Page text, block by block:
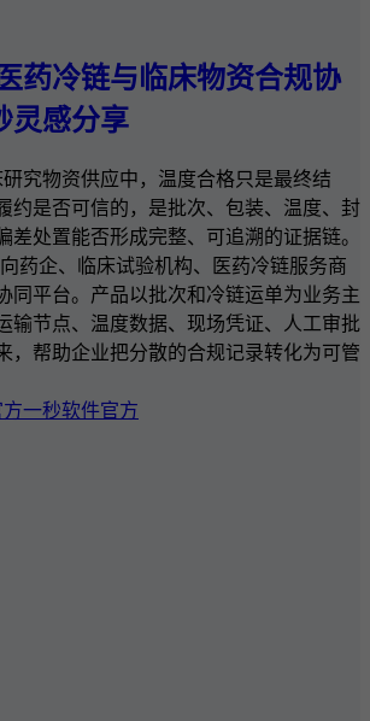
药冷链与临床物资合规协
灵感分享
究物资供应中，温度合格只是最终结
约是否可信的，是批次、包装、温度、封
差处置能否形成完整、可追溯的证据链。
药企、临床试验机构、医药冷链服务商
同平台。产品以批次和冷链运单为业务主
输节点、温度数据、现场凭证、人工审批
，帮助企业把分散的合规记录转化为可管
一秒软件官方